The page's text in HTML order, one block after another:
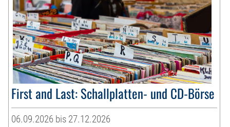
First and Last: Schallplatten- und CD-Börse
06.09.2026 bis 27.12.2026